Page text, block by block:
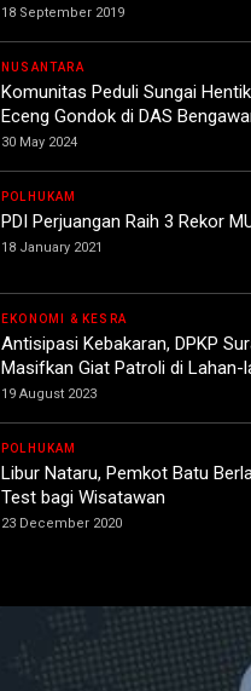
18 September 2019
NUSANTARA
Komunitas Peduli Sungai
Eceng Gondok di DAS
30 May 2024
POLHUKAM
PDI Perjuangan Raih 3 Rekor
18 January 2021
EKONOMI & KESRA
Antisipasi Kebakaran, DPKP
Masifkan Giat Patroli di Lahan-
19 August 2023
POLHUKAM
Libur Nataru, Pemkot Batu
Test bagi Wisatawan
23 December 2020